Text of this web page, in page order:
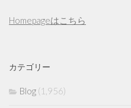
Homepageはこちら
カテゴリー
Blog (1,956)